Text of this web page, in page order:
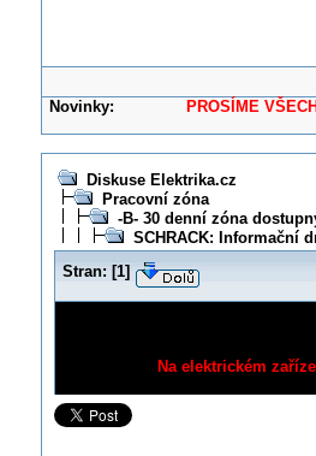
Novinky: PROSÍME VŠECHNY
Diskuse Elektrika.cz
Pracovní zóna
-B- 30 denní zóna
SCHRACK: Informační
Stran: [1]
Na elektrickém